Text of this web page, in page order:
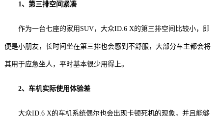
1、第三排空间紧凑
作为一台七座的家用SUV，大众ID.6 X的第三排空间比较小，即
便是小朋友，长时间坐在第三排也会感到不舒服，大部分车主都会将
其用于应急坐人，平时基本很少用得上。
2、车机实际使用体验差
大众ID.6 X的车机系统偶尔也会出现卡顿死机的现象，并且能够